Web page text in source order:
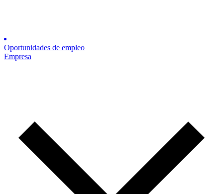
Oportunidades de empleo
Empresa